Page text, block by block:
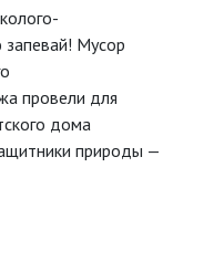
запевай! Мусор
провели для
дома
природы —